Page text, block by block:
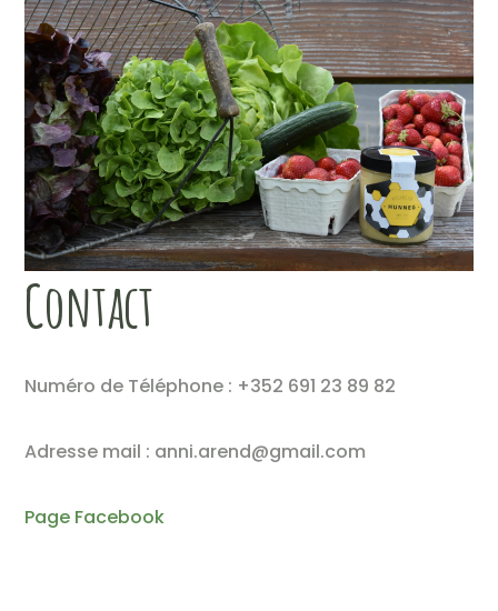
Contact
Numéro de Téléphone : +352 691 23 89 82
Adresse mail : anni.arend@gmail.com
Page Facebook